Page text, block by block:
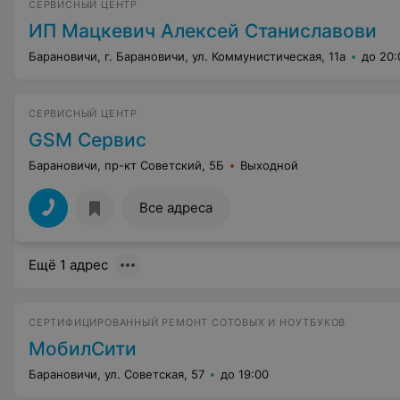
СЕРВИСНЫЙ ЦЕНТР
ИП Мацкевич Алексей Станиславови
Барановичи, г. Барановичи, ул. Коммунистическая, 11а до
СЕРВИСНЫЙ ЦЕНТР
GSM Сервис
Барановичи, пр-кт Советский, 5Б Выходной
Все адреса
Ещё 1 адрес
СЕРТИФИЦИРОВАННЫЙ РЕМОНТ СОТОВЫХ И НОУТБУКОВ
МобилСити
Барановичи, ул. Советская, 57 до 19:00